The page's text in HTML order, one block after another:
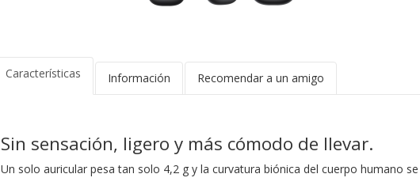
Características Información Recomendar a un amigo
Sin sensación, ligero y más cómodo de llevar.
Un solo auricular pesa tan solo 4,2 g y la curvatura biónica del cuerpo humano